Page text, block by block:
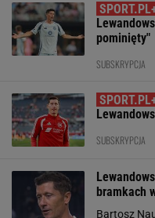
pominięty"
SUBSKRYPCJA
SUBSKRYPCJA
bramkach
Bartosz